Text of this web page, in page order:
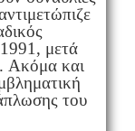
μετά
Ακόμα και
του